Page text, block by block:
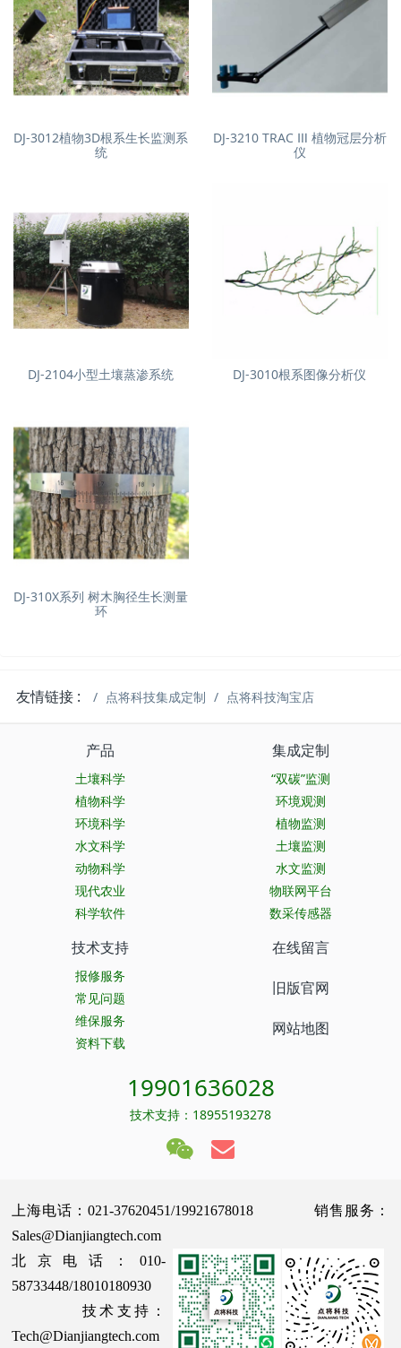
DJ-3012植物3D根系生长监测系
统
DJ-3210 TRAC Ⅲ 植物冠层分析
仪
DJ-2104小型土壤蒸渗系统 DJ-3010根系图像分析仪
DJ-310X系列 树木胸径生长测量
环
友情链接 : 点将科技集成定制 点将科技淘宝店
产品
土壤科学
植物科学
环境科学
水文科学
动物科学
现代农业
科学软件
集成定制
“双碳”监测
环境观测
植物监测
土壤监测
水文监测
物联网平台
数采传感器
技术支持
报修服务
常见问题
维保服务
资料下载
在线留言
旧版官网
网站地图
19901636028
技术支持：18955193278
上海电话：021-37620451/19921678018 销售服务：
Sales@Dianjiangtech.com
北京电话：010-
58733448/18010180930
技术支持：
Tech@Dianjiangtech.com